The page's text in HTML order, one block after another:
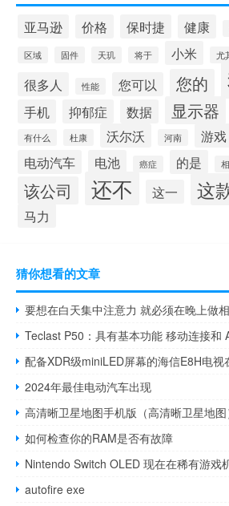
亚马逊 价格 保时捷 健康
区域 固件 天玑 将于 小米 尤
很多人
性能 您可以 您的
手机
抑郁症 数据 显示器
有什么 杜康 沃尔沃 河南 游戏
电动汽车
电池 癌症 的是
该公司 还不 这一 这
马力
猜你想看的文章
要想在白天集中注意力 就必须在晚上做
Teclast P50：具有基本功能 移动连接和
配备XDR级miniLED屏幕的海信E8H电视
2024年最佳电动汽车出现
高清晰卫星地图手机版（高清晰卫星地图
如何检查你的RAM是否有故障
autofire exe